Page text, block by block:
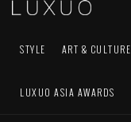
STYLE ART & CULTURE
LUXUO ASIA AWARDS